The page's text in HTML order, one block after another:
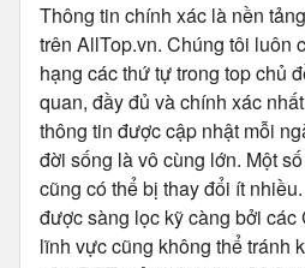
Thông tin chính xác là nền
trên AllTop.vn. Chúng tôi luôn
hạng các thứ tự trong top chủ
quan, đầy đủ và chính xác
thông tin được cập nhật mỗi
đời sống là vô cùng lớn. Một
cũng có thể bị thay đổi ít
được sàng lọc kỹ càng bởi
lĩnh vực cũng không thể tránh